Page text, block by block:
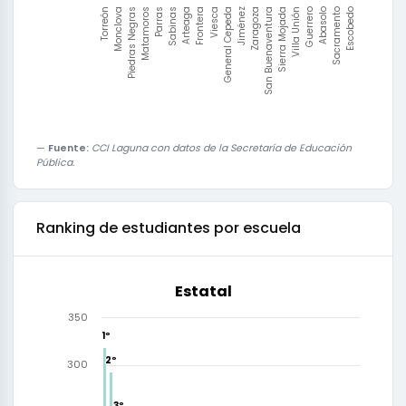
TorreónMonclovaPiedras NegrasMatamoros Parras SabinasArteagaFrontera ViescaGeneral CepedaJiménez ZaragozaSan BuenaventuraSierra MojadaVilla UniónGuerreroAbasolo SacramentoEscobedo
Fuente: CCI Laguna con datos de la Secretaría de Educación
Pública.
Ranking de estudiantes por escuela
Estatal
1º
1º
2º
2º
300
350